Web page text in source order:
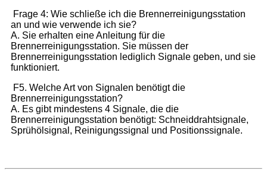
Frage 4: Wie schließe ich die Brennerreinigungsstation
an und wie verwende ich sie?
A. Sie erhalten eine Anleitung für die
Brennerreinigungsstation. Sie müssen der
Brennerreinigungsstation lediglich Signale geben, und sie
funktioniert.
F5. Welche Art von Signalen benötigt die
Brennerreinigungsstation?
A. Es gibt mindestens 4 Signale, die die
Brennerreinigungsstation benötigt: Schneiddrahtsignale,
Sprühölsignal, Reinigungssignal und Positionssignale.